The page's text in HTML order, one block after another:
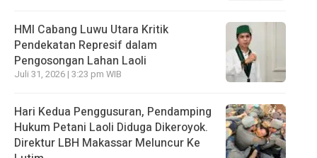
HMI Cabang Luwu Utara Kritik
Pendekatan Represif dalam
Pengosongan Lahan Laoli
Juli 31, 2026 | 3:23 pm WIB
Hari Kedua Penggusuran, Pendamping
Hukum Petani Laoli Diduga Dikeroyok.
Direktur LBH Makassar Meluncur Ke